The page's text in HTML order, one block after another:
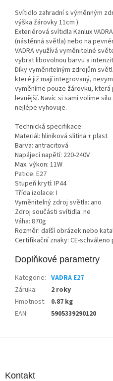
Svítidlo zahradní s výměnným
výška žárovky 11cm )
Exteriérová svítidla Kanlux
(nástěnná světla) nebo na
VADRA využívá vyměnitelné
vybrat libovolnou barvu a
Díky vyměnitelným zdrojům
které již mají integrovaný,
vyměníme pouze žárovku, která
levnější. Navíc si sami volíme
nejlépe vyhovuje.
Technická specifikace:
Materiál: hliniková slitina + plast
Barva: antracitová
Napájecí napětí: 220-240V
Max. výkon: 11W
Patice: E27
Stupeň krytí: IP44
Třída izolace: I
Vyměnitelný zdroj světla: ano
Zdroj součásti svítidla: ne
Váha: 870g
Rozměr: další obrázek nebo
Certifikační znaky: CE-
Doplňkové parametry
Kategorie: VADRA E27
Záruka:
2 roky
Hmotnost:
0.87 kg
EAN: 5905339290120
Kontakt